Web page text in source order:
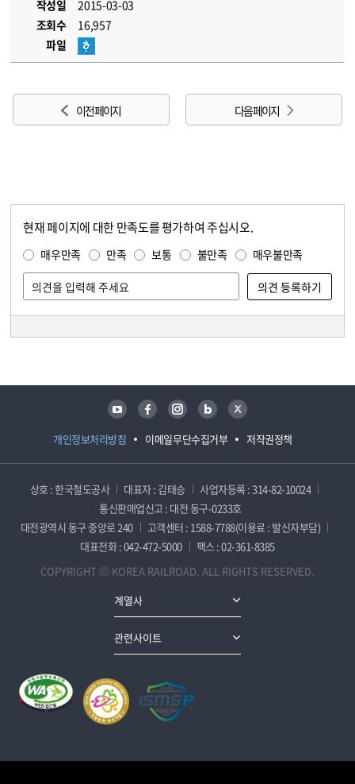
작성일
2015-03-03
조회수
16,957
파일
이전 페이지 다음 페이지
현재 페이지에 대한 만족도를 평가하여 주십시오.
매우만족 만족 보통 불만족 매우불만족
개인정보처리방침 이메일무단수집거부 저작권정책
유튜브 페이스북 인스타그램 블로그 트위터
상호 : 한국철도공사 대표자 : 김태승
사업자등록 : 314-82-10024
통신판매업신고 : 대전 동구-0233호
대전광역시 동구 중앙로 240
고객센터 : 1588-7788(이용료 : 발신자부담)
대표전화 : 042-472-5000
팩스 : 02-361-8385
COPYRIGHT ⓒ KOREA RAILROAD. ALL RIGHTS RESERVED.
계열사
관련사이트